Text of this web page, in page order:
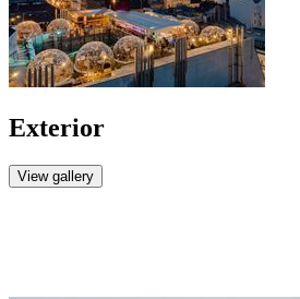
Exterior
View gallery